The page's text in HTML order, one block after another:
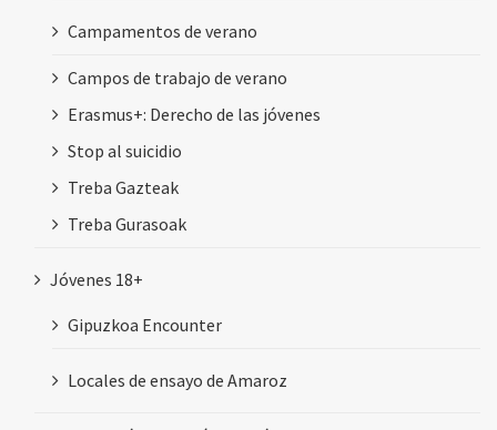
Campamentos de verano
Campos de trabajo de verano
Erasmus+: Derecho de las jóvenes
Stop al suicidio
Treba Gazteak
Treba Gurasoak
Jóvenes 18+
Gipuzkoa Encounter
Locales de ensayo de Amaroz